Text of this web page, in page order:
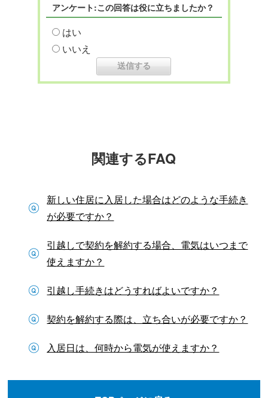
アンケート:この回答は役に立ちましたか？
はい
いいえ
関連するFAQ
新しい住居に入居した場合はどのような手続き
が必要ですか？
引越しで契約を解約する場合、電気はいつまで
使えますか？
引越し手続きはどうすればよいですか？
契約を解約する際は、立ち合いが必要ですか？
入居日は、何時から電気が使えますか？